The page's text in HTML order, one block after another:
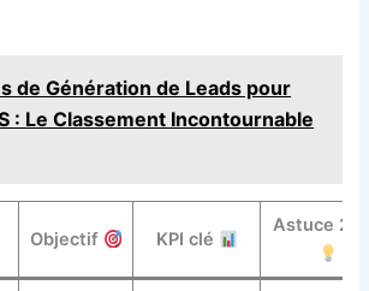
de Génération de Leads pour
: Le Classement Incontournable
Objectif KPI clé
Astuce